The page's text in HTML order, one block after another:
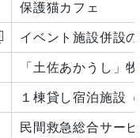
保護猫カフェ
イベント施設併設
「土佐あかうし」
１棟貸し宿泊施設
民間救急総合サー